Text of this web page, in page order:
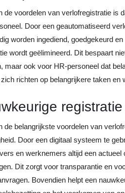
de voordelen van verlofregistratie is
Door een geautomatiseerd
worden ingediend, goedgekeurd
wordt geëlimineerd. Dit bespaart
maar ook voor HR-personeel dat
richten op belangrijkere taken en
de belangrijkste voordelen van
Door een digitaal systeem te
en werknemers altijd een
Dit zorgt voor transparantie en
Bovendien helpt een